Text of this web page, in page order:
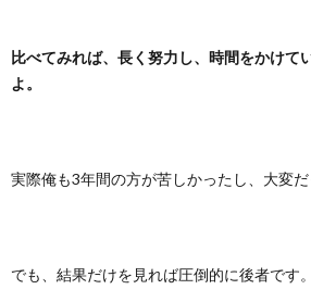
比べてみれば、長く努力し、時間をかけて
よ。
実際俺も3年間の方が苦しかったし、大変だ
でも、結果だけを見れば圧倒的に後者です。